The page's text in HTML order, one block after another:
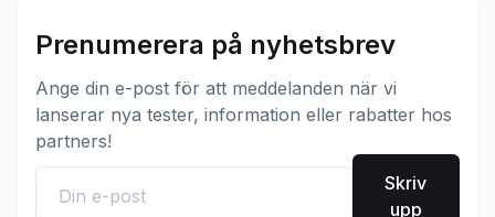
Prenumerera på nyhetsbrev
Ange din e-post för att meddelanden när vi
lanserar nya tester, information eller rabatter hos
partners!
Skriv
upp